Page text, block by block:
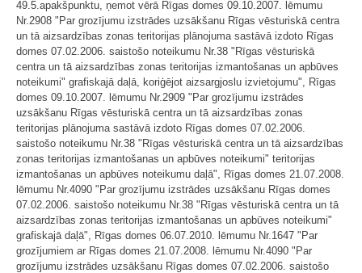
49.5.apakšpunktu, ņemot vērā Rīgas domes 09.10.2007. lēmumu
Nr.2908 "Par grozījumu izstrādes uzsākšanu Rīgas vēsturiskā centra
un tā aizsardzības zonas teritorijas plānojuma sastāvā izdoto Rīgas
domes 07.02.2006. saistošo noteikumu Nr.38 "Rīgas vēsturiskā
centra un tā aizsardzības zonas teritorijas izmantošanas un apbūves
noteikumi" grafiskajā daļā, koriģējot aizsargjoslu izvietojumu", Rīgas
domes 09.10.2007. lēmumu Nr.2909 "Par grozījumu izstrādes
uzsākšanu Rīgas vēsturiskā centra un tā aizsardzības zonas
teritorijas plānojuma sastāvā izdoto Rīgas domes 07.02.2006.
saistošo noteikumu Nr.38 "Rīgas vēsturiskā centra un tā aizsardzības
zonas teritorijas izmantošanas un apbūves noteikumi" teritorijas
izmantošanas un apbūves noteikumu daļā", Rīgas domes 21.07.2008.
lēmumu Nr.4090 "Par grozījumu izstrādes uzsākšanu Rīgas domes
07.02.2006. saistošo noteikumu Nr.38 "Rīgas vēsturiskā centra un tā
aizsardzības zonas teritorijas izmantošanas un apbūves noteikumi"
grafiskajā daļā", Rīgas domes 06.07.2010. lēmumu Nr.1647 "Par
grozījumiem ar Rīgas domes 21.07.2008. lēmumu Nr.4090 "Par
grozījumu izstrādes uzsākšanu Rīgas domes 07.02.2006. saistošo